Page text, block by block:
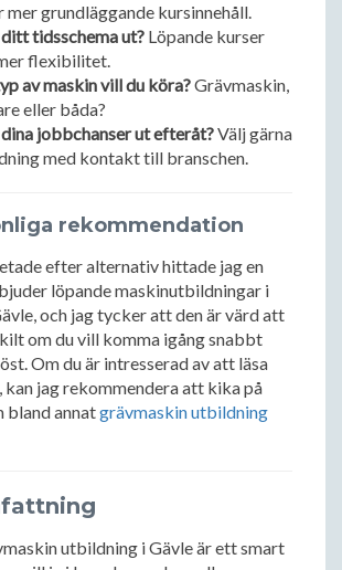
mer grundläggande kursinnehåll.
tidsschema ut? Löpande kurser
flexibilitet.
av maskin vill du köra?Grävmaskin,
eller båda?
jobbchanser ut efteråt?Välj gärna
med kontakt till branschen.
rekommendation
efter alternativ hittade jag en
löpande maskinutbildningar i
och jag tycker att den är värd att
om du vill komma igång snabbt
Om du är intresserad av att läsa
kan jag rekommendera att kika på
bland annatgrävmaskin utbildning
utbildning i Gävle är ett smart